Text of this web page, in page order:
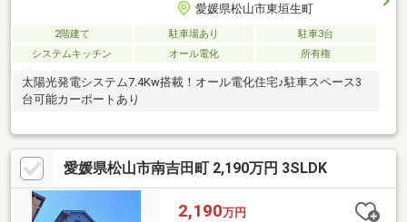
愛媛県松山市東垣生町
2階建て 駐車場あり
駐車3台
システムキッチン
オール電化 所有権
太陽光発電システム7.4Kw搭載！オール電化住宅♪駐車スペース3
台可能カーポートあり
愛媛県松山市南吉田町 2,190万円 3SLDK
2,190万円